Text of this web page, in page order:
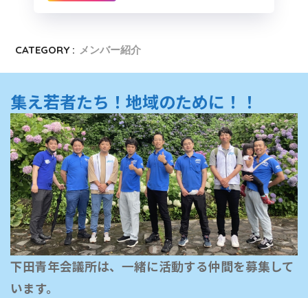
CATEGORY : メンバー紹介
集え若者たち！地域のために！！
下田青年会議所は、一緒に活動する仲間を募集して
います。